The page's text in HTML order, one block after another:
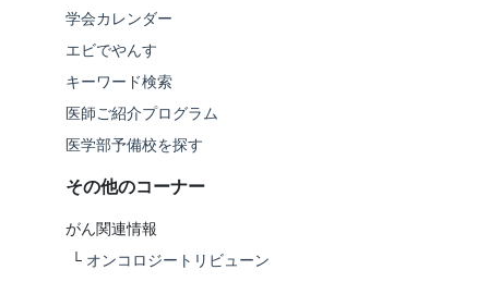
学会カレンダー
エビでやんす
キーワード検索
医師ご紹介プログラム
医学部予備校を探す
その他のコーナー
がん関連情報
└ オンコロジートリビューン